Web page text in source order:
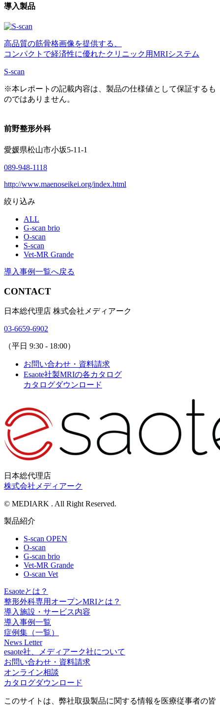
導入製品
高品質の筋骨格画像を提供する、
コンパクトで経済性に優れたクリニック用MRIシステム
S-scan
※本レポートの記載内容は、製品の仕様値として保証するも
のではありません。
前野整形外科
愛媛県松山市小坂5-11-1
089-948-1118
http://www.maenoseikei.org/index.html
絞り込み
ALL
G-scan brio
O-scan
S-scan
Vet-MR Grande
導入事例一覧へ戻る
CONTACT
日本総代理店 株式会社メディアーク
03-6659-6902
（平日 9:30 - 18:00）
お問い合わせ・資料請求
Esaote社製MRIの各カタログ
カタログダウンロード
日本総代理店
株式会社メディアーク
© MEDIARK . All Right Reserved.
製品紹介
S-scan OPEN
O-scan
G-scan brio
Vet-MR Grande
O-scan Vet
Esaoteとは？
整形外科専用オープンMRIとは？
導入施設・サービス内容
導入事例一覧
症例集（一覧）
News Letter
esaote社、メディアーク社について
お問い合わせ・資料請求
オンライン相談
カタログダウンロード
このサイトは、弊社取扱製品に関する情報を医療従事者の皆